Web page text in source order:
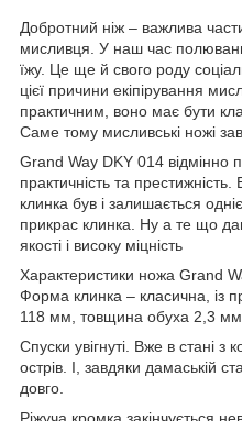
Добротний ніж – важлива
мисливця. У наш час
їжу. Це ще й свого роду
цієї причини екіпірування
практичним, воно має бути
Саме тому мисливські ножі
Grand Way DKY 014 відмінно
практичність та
клинка був і залишається
прикрас клинка. Ну а те що
якості і високу міцність
Характеристики ножа Grand
Форма клинка – класична, із
118 мм, товщина обуха 2,3 мм.
Спуски увігнуті. Вже в стані
острів. І, завдяки дамаській
довго.
Ріжуча кромка закінчується